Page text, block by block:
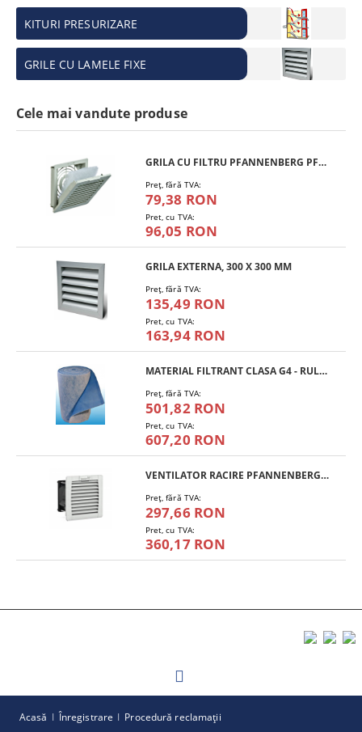
KITURI PRESURIZARE
GRILE CU LAMELE FIXE
Cele mai vandute produse
GRILA CU FILTRU PFANNENBERG PFA 10.000
Preţ, fără TVA:
79,38 RON
Pret, cu TVA:
96,05 RON
GRILA EXTERNA, 300 X 300 MM
Preţ, fără TVA:
135,49 RON
Pret, cu TVA:
163,94 RON
MATERIAL FILTRANT CLASA G4 - RULOU
Preţ, fără TVA:
501,82 RON
Pret, cu TVA:
607,20 RON
VENTILATOR RACIRE PFANNENBERG PF 11.000
Preţ, fără TVA:
297,66 RON
Pret, cu TVA:
360,17 RON
Acasă Înregistrare Procedură reclamaţii